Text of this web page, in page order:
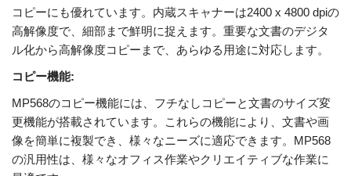
コピーにも優れています。内蔵スキャナーは2400 x 4800 dpiの
高解像度で、細部まで鮮明に捉えます。重要な文書のデジタ
ル化から高解像度コピーまで、あらゆる用途に対応します。
コピー機能:
MP568のコピー機能には、フチなしコピーと文書のサイズ変
更機能が搭載されています。これらの機能により、文書や画
像を簡単に複製でき、様々なニーズに適応できます。MP568
の汎用性は、様々なオフィス作業やクリエイティブな作業に